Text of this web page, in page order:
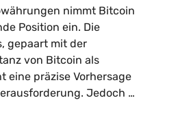
nimmt Bitcoin
Position ein. Die
gepaart mit der
von Bitcoin als
eine präzise Vorhersage
Jedoch …